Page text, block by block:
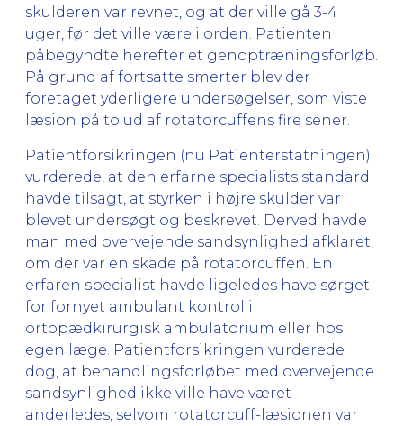
skulderen var revnet, og at der ville gå 3-4
uger, før det ville være i orden. Patienten
påbegyndte herefter et genoptræningsforløb.
På grund af fortsatte smerter blev der
foretaget yderligere undersøgelser, som viste
læsion på to ud af rotatorcuffens fire sener.
Patientforsikringen (nu Patienterstatningen)
vurderede, at den erfarne specialists standard
havde tilsagt, at styrken i højre skulder var
blevet undersøgt og beskrevet. Derved havde
man med overvejende sandsynlighed afklaret,
om der var en skade på rotatorcuffen. En
erfaren specialist havde ligeledes have sørget
for fornyet ambulant kontrol i
ortopædkirurgisk ambulatorium eller hos
egen læge. Patientforsikringen vurderede
dog, at behandlingsforløbet med overvejende
sandsynlighed ikke ville have været
anderledes, selvom rotatorcuff-læsionen var